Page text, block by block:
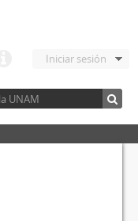
Iniciar sesión